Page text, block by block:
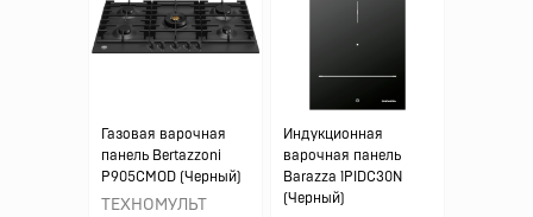
Газовая варочная
панель Bertazzoni
P905CMOD (Черный)
ТЕХНОМУЛЬТ
Индукционная
варочная панель
Barazza 1PIDC30N
(Черный)